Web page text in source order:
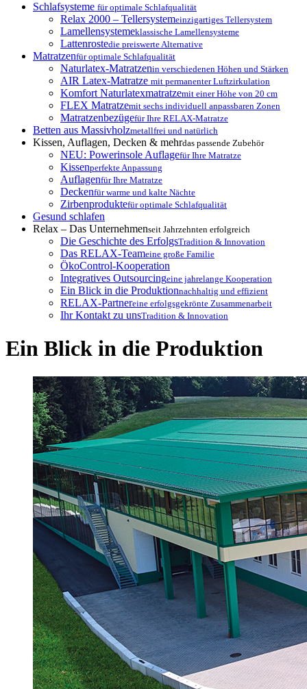
Schlafsysteme für optimale Schlafqualität
Relax 2000 – Tellersystemeinzigartiges Tellersystem
Lamellensystemeklassische Lamellensysteme
Lattenrostedie preiswerte Alternative
Matratzenfür optimale Schlafqualität
Naturlatex-Matratzenin verschiedenen Höhen und Stärken
AIR Latex-Matratze mit permanenter Luftzirkulation
Komfort Naturlatexmatratzemit einer Höhe von 20 cm
FLEX Matratzemit sechs individuell anpassbaren Zonen
Matratzenbezügefür Ihre RELAX-Matratze
Betten aus Massivholzmetallfrei und natürlich
Kissen, Auflagen, Decken & mehrdas passende Zubehör
NEU: Powerinsole Auflagefür Ihre Matratze
Kissenperfekte Anpassung
Auflagenfür Ihre Matratze
Deckenfür warme und kalte Nächte
Zirbenproduktefür optimale Schlafqualität
Gesund schlafen
Relax – Das Unternehmenseit Jahrzehnten erfolgreich
Die Geschichte des ErfolgsTradition & Innovation
Das RELAX-Teameine große Familie
ÖkoControl-Kooperation
Integratives Outsourcingeine jahrelange Kooperation
Ein Blick in die Produktionnachhaltig und effizient
RELAX-Partnereine erfolgsgekrönte Zusammenarbeit
Ihr Kontakt zu unsTradition & Innovation
Ein Blick in die Produktion